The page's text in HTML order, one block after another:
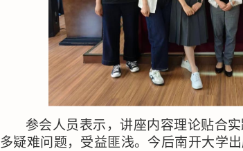
参会人员表示，讲座内容理论贴合
多疑难问题，受益匪浅。今后南开大学